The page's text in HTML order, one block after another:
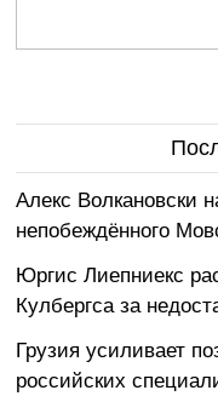
Алекс Волкановски
непобеждённого
Юргис Лиепниекс
Кулбергса за
Грузия усиливает
российских